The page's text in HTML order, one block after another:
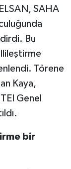
SAHA
Bu
Törene
Kaya,
Genel
bir